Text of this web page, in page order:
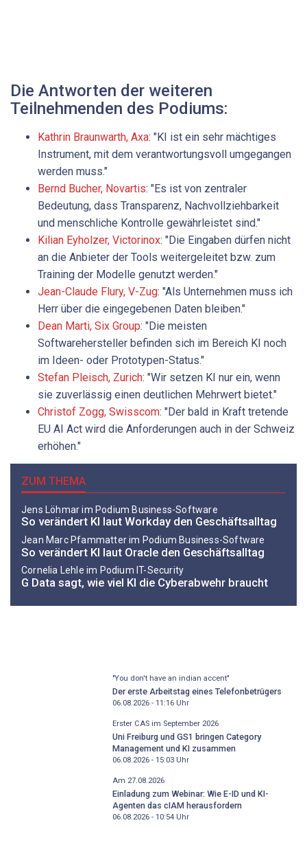
Die Antworten der weiteren
Teilnehmenden des Podiums:
Kathrin Braunwarth, Axa: "KI ist ein sehr mächtiges
Instrument, mit dem verantwortungsvoll umgegangen
werden muss."
Bernd ­Bucher, Novartis: "Es ist von zentraler
Bedeutung, dass Transparenz, Nachvollziehbarkeit
und menschliche Kontrolle gewährleistet sind."
Kilian ­Eyholzer, Victorinox: "Die Eingaben dürfen nicht
an die Anbieter der Tools weitergeleitet bzw. zum
Training der Modelle genutzt werden."
Jean-Claude Flury, V-Zug: "Als Unternehmen muss ich
Herr über die eingegebenen Daten bleiben."
Dean Marti, Six Group: "Die meisten
Softwarehersteller befinden sich im Bereich KI noch
im Ideen- oder Prototypen-Status."
Stefan Pleisch, Zurich: "Wir setzen KI nur ein, wenn
sie zuverlässig einen deutlichen Mehrwert bietet."
Christof Zogg, Swisscom: "Der bald in Kraft tretende
EU AI Act wird die Anforderungen auch in der Schweiz
erhöhen."
ZUM THEMA
Jens Löhmar im Podium Business-Software
So verändert KI laut Workday den Geschäftsalltag
Jean Marc Pfammatter im Podium Business-Software
So verändert KI laut Oracle den Geschäftsalltag
Cornelia Lehle im Podium IT-Security
G Data sagt, wie viel KI die Cyberabwehr braucht
"You don't have an indian accent"
Der erste Arbeitstag eines Telefonbetrügers
06.08.2026 - 11:16Uhr
Erster CAS im September 2026
Uni Freiburg und GS1 bringen Category
Management und KI zusammen
06.08.2026 - 15:03Uhr
Am 27.08.2026
Einladung zum Webinar: Wie E-ID und KI-
Agenten das cIAM herausfordern
06.08.2026 - 10:54Uhr